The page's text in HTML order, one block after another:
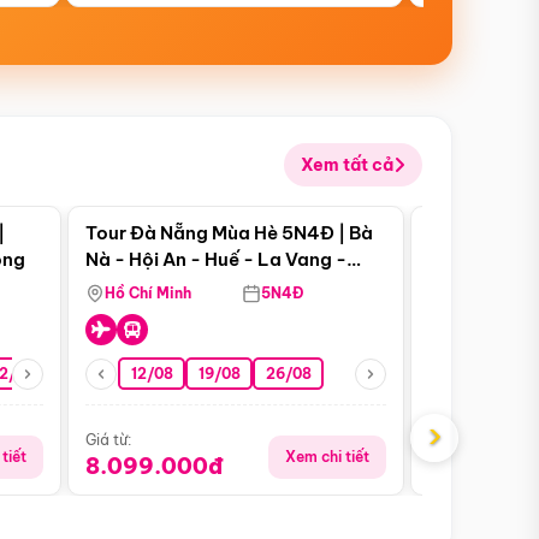
Xem tất cả
08 26/08 05/09 09/09 12/09
tiết
Điểm nổi bật
Tour Đà Nẵng Mùa Hè 5N4Đ | Bà
Nà - Hội An - Huế - La Vang -
Động Thiên Đường
Hồ Chí Minh 5N4Đ
12/08 19/08 26/08
Giá từ:
8.099.000đ Xem chi tiết
Giá từ:
›